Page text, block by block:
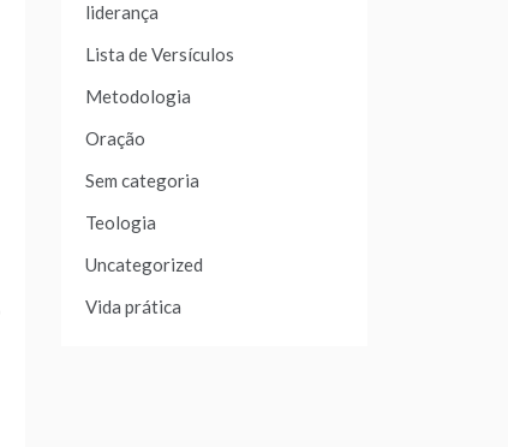
liderança
Lista de Versículos
Metodologia
Oração
Sem categoria
Teologia
Uncategorized
Vida prática